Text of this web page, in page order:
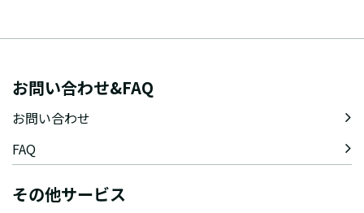
お問い合わせ&FAQ
お問い合わせ
FAQ
その他サービス